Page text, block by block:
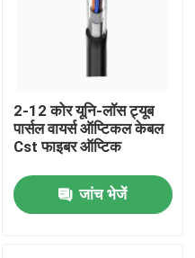
2-12 कोर यूनि-लॉस ट्यूब
पार्सल वायर्स ऑप्टिकल केबल
Cst फाइबर ऑप्टिक
जांच भेजें